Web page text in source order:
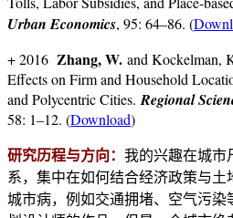
Urban Economics, 95: 64–86. (
+ 2016 Zhang, W. and Kockelman,
Effects on Firm and Household
and Polycentric Cities.Regional
58: 1–12. (Download)
研究历程与方向： 我的兴趣在城市
系，集中在如何结合经济政策与
城市病，例如交通拥堵、空气污